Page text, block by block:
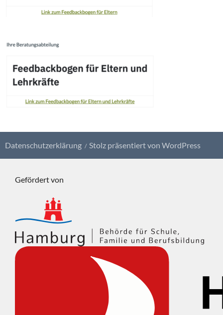
Datenschutzerklärung Stolz präsentiert von WordPress
Gefördert von